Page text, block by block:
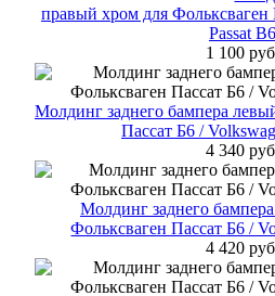
правый хром для Фольксваген
Passat B6
1 100
Молдинг заднего бампера
Пассат Б6 /
4 340
Молдинг заднего
Фольксваген Пассат Б6 /
4 420